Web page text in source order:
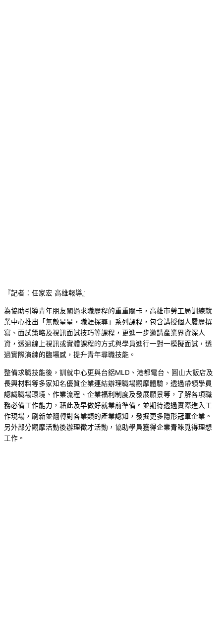
『記者：任家宏 高雄報導』
為協助引導青年朋友闖過求職歷程的重重關卡，高雄市勞工局訓練就
業中心推出「無敵星星，職涯探尋」系列課程，包含講授個人履歷撰
寫、面試策略及視訊面試技巧等課程，更進一步邀請產業界資深人
資，透過線上視訊或實體課程的方式與學員進行一對一模擬面試，透
過實際演練的臨場感，提升青年尋職技能。
整備求職技能後，訓就中心更與台鋁MLD、港都電台、圓山大飯店及
長興材料等多家知名優質企業連結辦理職場觀摩體驗，透過帶領學員
認識職場環境、作業流程、企業福利制度及發展願景等，了解各項職
務必備工作能力，藉此及早做好就業前準備。並期待透過實際進入工
作現場，刷新並翻轉對各業類的產業認知，發掘更多隱形冠軍企業。
另外部分觀摩活動後辦理徵才活動，協助學員獲得企業青睞覓得理想
工作。